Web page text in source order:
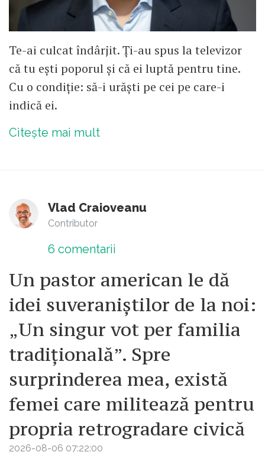
Te-ai culcat îndârjit. Ți-au spus la televizor
că tu ești poporul și că ei luptă pentru tine.
Cu o condiție: să-i urăști pe cei pe care-i
indică ei.
Citește mai mult
Vlad Craioveanu
Contributor
6 comentarii
Un pastor american le dă
idei suveraniștilor de la noi:
„Un singur vot per familia
tradițională”. Spre
surprinderea mea, există
femei care militează pentru
propria retrogradare civică
2026-08-06 07:22:00